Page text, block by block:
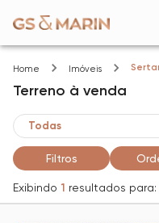
Home Imóveis
Terreno à venda
Filtros
Exibindo 1 resultados para: